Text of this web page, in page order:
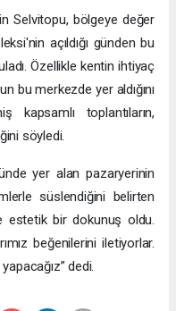
Selvitopu, bölgeye değer
açıldığı günden bu
Özellikle kentin ihtiyaç
bu merkezde yer aldığını
kapsamlı toplantıların,
söyledi.
yer alan pazaryerinin
süslendiğini belirten
estetik bir dokunuş oldu.
beğenilerini iletiyorlar.
dedi.